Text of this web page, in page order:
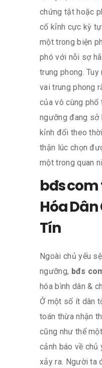
chứng tật hoặc
cố kỉnh cực kỳ
một trong biện
phó với nỗi sợ
trung phong.
vai trung phong
của vô cùng phổ
ngưỡng đang sở
kỉnh đổi theo
thận lúc chọn
một trong quan
bđs
Hóa Dân
Tín
Ngoài chủ yếu
ngưỡng, bđs
hóa bình dân &
Ở một số ít dân
toán thừa nhận
cũng như thể
cảnh báo về chủ
xảy ra. Người ta